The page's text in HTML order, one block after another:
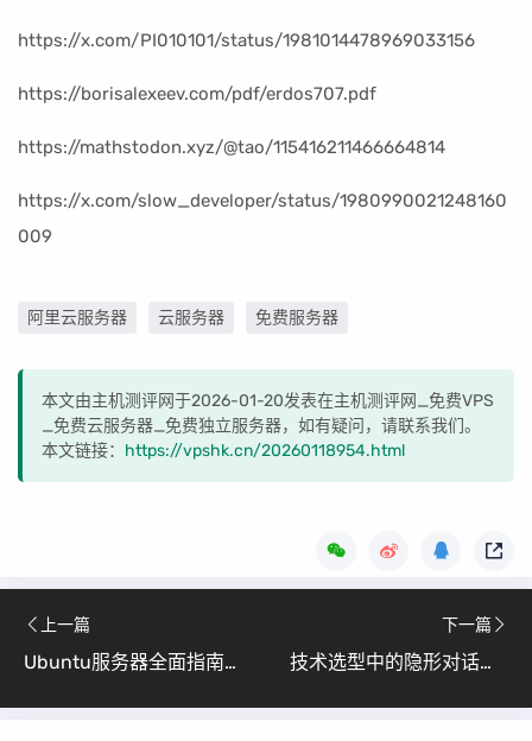
https://x.com/PI010101/status/1981014478969033156
https://borisalexeev.com/pdf/erdos707.pdf
https://mathstodon.xyz/@tao/115416211466664814
https://x.com/slow_developer/status/1980990021248160
009
阿里云服务器 云服务器 免费服务器
本文由主机测评网于2026-01-20发表在主机测评网_免费VPS
_免费云服务器_免费独立服务器，如有疑问，请联系我们。
本文链接： https://vpshk.cn/20260118954.html
上一篇
Ubuntu服务器全面指南：从安装到部署Java Web应用（Ubuntu与CentOS对比详解）
下一篇
技术选型中的隐形对话：身份认同如何主导企业决策